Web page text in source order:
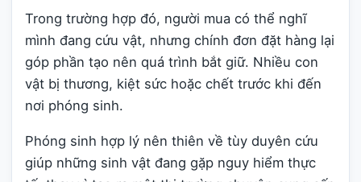
Trong trường hợp đó, người mua có thể nghĩ
mình đang cứu vật, nhưng chính đơn đặt hàng lại
góp phần tạo nên quá trình bắt giữ. Nhiều con
vật bị thương, kiệt sức hoặc chết trước khi đến
nơi phóng sinh.
Phóng sinh hợp lý nên thiên về tùy duyên cứu
giúp những sinh vật đang gặp nguy hiểm thực